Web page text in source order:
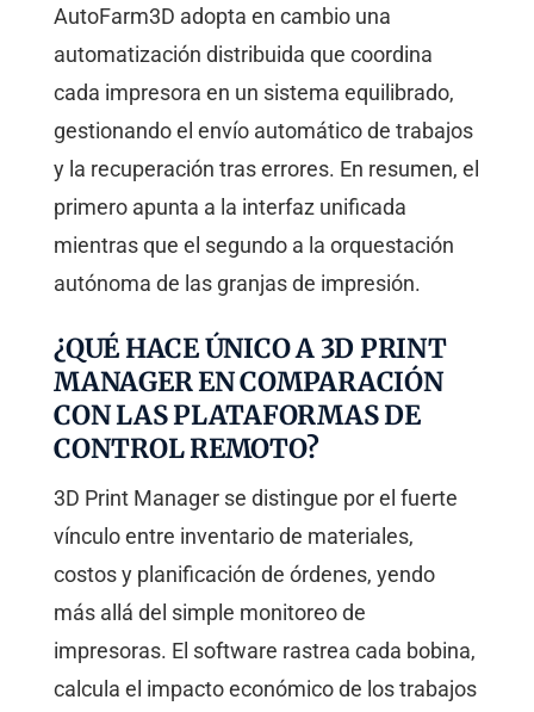
AutoFarm3D adopta en cambio una
automatización distribuida que coordina
cada impresora en un sistema equilibrado,
gestionando el envío automático de trabajos
y la recuperación tras errores. En resumen, el
primero apunta a la interfaz unificada
mientras que el segundo a la orquestación
autónoma de las granjas de impresión.
¿QUÉ HACE ÚNICO A 3D PRINT
MANAGER EN COMPARACIÓN
CON LAS PLATAFORMAS DE
CONTROL REMOTO?
3D Print Manager se distingue por el fuerte
vínculo entre inventario de materiales,
costos y planificación de órdenes, yendo
más allá del simple monitoreo de
impresoras. El software rastrea cada bobina,
calcula el impacto económico de los trabajos